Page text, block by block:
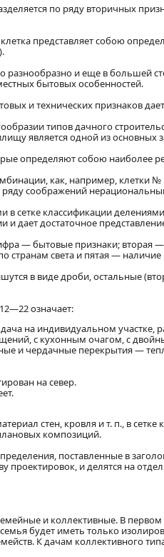
по ряду вторичных
представляет собою
разнообразно и еще в большей
бытовых особенностей.
и технических признаков
типов дачного
является одной из основных
определяют собою наиболее
как, например, клетки
ряду соображений
в сетке классификации
и дает достаточное
— бытовые признаки; вторая —
странам света и пятая —
в виде дроби, остальные
означает:
на индивидуальном участке,
с кухонным очагом, с
и чердачные перекрытия —
на север.
стен, кровля и т. п., в
композиций.
поставленные в
проектировок, и делятся на
и коллективные. В
будет иметь только
К дачам коллективного